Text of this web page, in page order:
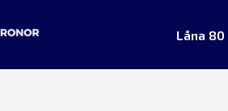
Låna